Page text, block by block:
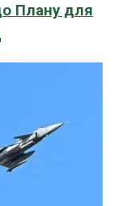
Плану для